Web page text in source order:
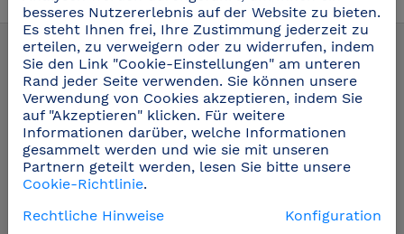
Regale aus Edelstahl (15)
besseres Nutzererlebnis auf der Website zu bieten.
Es steht Ihnen frei, Ihre Zustimmung jederzeit zu
erteilen, zu verweigern oder zu widerrufen, indem
Sie den Link "Cookie-Einstellungen" am unteren
Rand jeder Seite verwenden. Sie können unsere
Verwendung von Cookies akzeptieren, indem Sie
auf "Akzeptieren" klicken. Für weitere
Informationen darüber, welche Informationen
gesammelt werden und wie sie mit unseren
Partnern geteilt werden, lesen Sie bitte unsere
Cookie-Richtlinie.
Rechtliche Hinweise
Konfiguration